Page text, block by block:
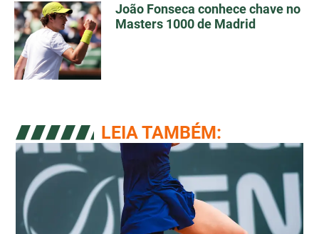
João Fonseca conhece chave no
Masters 1000 de Madrid
LEIA TAMBÉM: